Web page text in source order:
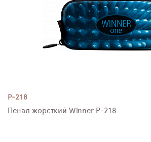
P-218
Пенал жорсткий Winner P-218